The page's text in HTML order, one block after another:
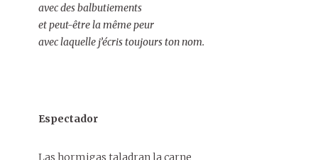
avec des balbutiements
et peut-être la même peur
avec laquelle j’écris toujours ton nom.
Espectador
Las hormigas taladran la carne